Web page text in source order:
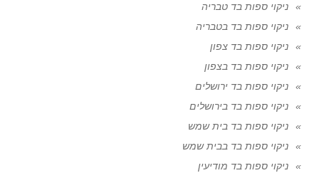
ניקוי ספות בד טבריה
ניקוי ספות בד בטבריה
ניקוי ספות בד צפון
ניקוי ספות בד בצפון
ניקוי ספות בד ירושלים
ניקוי ספות בד בירושלים
ניקוי ספות בד בית שמש
ניקוי ספות בד בבית שמש
ניקוי ספות בד מודיעין